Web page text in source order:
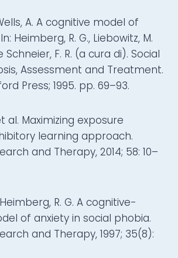
A. A cognitive model of
Heimberg, R. G., Liebowitz, M.
Schneier, F. R. (a cura di). Social
Assessment and Treatment.
Press; 1995. pp. 69–93.
al. Maximizing exposure
learning approach.
and Therapy, 2014; 58: 10–
R. G. A cognitive-
of anxiety in social phobia.
and Therapy, 1997; 35(8):